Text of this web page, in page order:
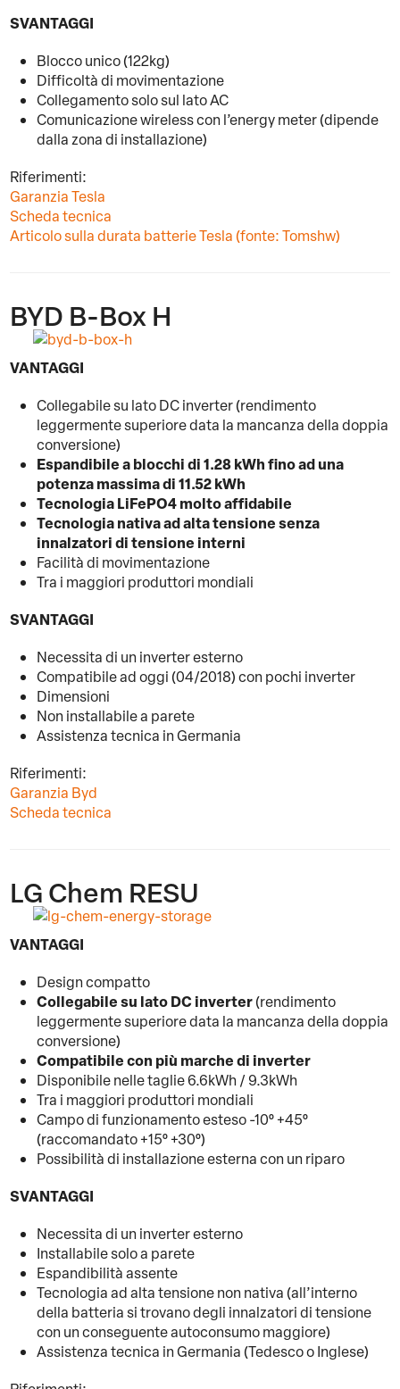
SVANTAGGI
Blocco unico (122kg)
Difficoltà di movimentazione
Collegamento solo sul lato AC
Comunicazione wireless con l’energy meter (dipende
dalla zona di installazione)
Riferimenti:
Garanzia Tesla
Scheda tecnica
Articolo sulla durata batterie Tesla (fonte: Tomshw)
BYD B-Box H
VANTAGGI
Collegabile su lato DC inverter (rendimento
leggermente superiore data la mancanza della doppia
conversione)
Espandibile a blocchi di 1.28 kWh fino ad una
potenza massima di 11.52 kWh
Tecnologia LiFePO4 molto affidabile
Tecnologianativa ad alta tensione senza
innalzatori di tensione interni
Facilità di movimentazione
Tra i maggiori produttori mondiali
SVANTAGGI
Necessita di un inverter esterno
Compatibile ad oggi (04/2018) con pochi inverter
Dimensioni
Non installabile a parete
Assistenza tecnica in Germania
Riferimenti:
Garanzia Byd
Scheda tecnica
LG Chem RESU
VANTAGGI
Design compatto
Collegabile su lato DC inverter(rendimento
leggermente superiore data la mancanza della doppia
conversione)
Compatibile con più marche di inverter
Disponibile nelle taglie 6.6kWh / 9.3kWh
Tra i maggiori produttori mondiali
Campo di funzionamento esteso -10° +45°
(raccomandato +15° +30°)
Possibilità di installazione esterna con un riparo
SVANTAGGI
Necessita di un inverter esterno
Installabile solo a parete
Espandibilità assente
Tecnologia ad alta tensione non nativa (all’interno
della batteria si trovano degli innalzatori di tensione
con un conseguente autoconsumo maggiore)
Assistenza tecnica in Germania (Tedesco o Inglese)